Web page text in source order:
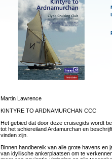
Martin Lawrence
KINTYRE TO ARDNAMURCHAN CCC
Het gebied dat door deze cruisegids wordt
tot het schiereiland Ardamurchan en
vinden zijn.
Binnen handbereik van alle grote havens en
van idyllische ankerplaatsen om te